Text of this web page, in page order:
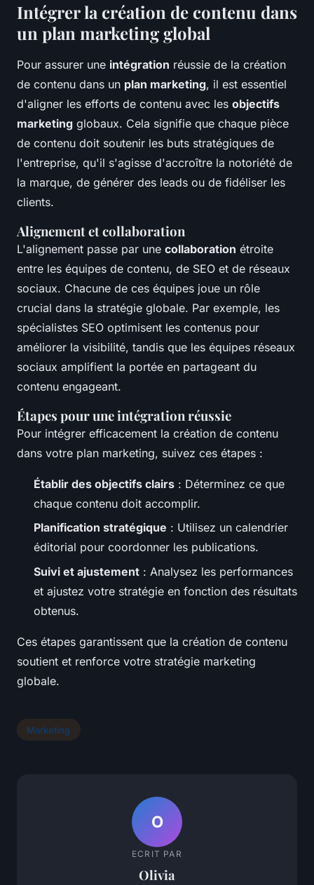
Intégrer la création de contenu dans
un plan marketing global
Pour assurer une intégration réussie de la création
de contenu dans un plan marketing, il est essentiel
d'aligner les efforts de contenu avec les objectifs
marketing globaux. Cela signifie que chaque pièce
de contenu doit soutenir les buts stratégiques de
l'entreprise, qu'il s'agisse d'accroître la notoriété de
la marque, de générer des leads ou de fidéliser les
clients.
Alignement et collaboration
L'alignement passe par une collaboration étroite
entre les équipes de contenu, de SEO et de réseaux
sociaux. Chacune de ces équipes joue un rôle
crucial dans la stratégie globale. Par exemple, les
spécialistes SEO optimisent les contenus pour
améliorer la visibilité, tandis que les équipes réseaux
sociaux amplifient la portée en partageant du
contenu engageant.
Étapes pour une intégration réussie
Pour intégrer efficacement la création de contenu
dans votre plan marketing, suivez ces étapes :
Établir des objectifs clairs : Déterminez ce que
chaque contenu doit accomplir.
Planification stratégique : Utilisez un calendrier
éditorial pour coordonner les publications.
Suivi et ajustement : Analysez les performances
et ajustez votre stratégie en fonction des résultats
obtenus.
Ces étapes garantissent que la création de contenu
soutient et renforce votre stratégie marketing
globale.
Marketing
O
ECRIT PAR
Olivia